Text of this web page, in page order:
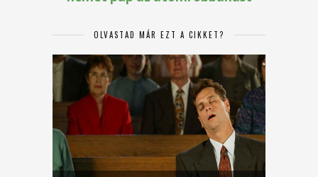
OLVASTAD MÁR EZT A CIKKET?